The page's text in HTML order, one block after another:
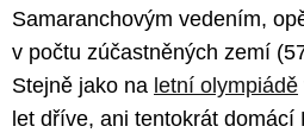
Samaranchovým vedením,
v počtu zúčastněných zemí
Stejně jako na letní olympiádě
let dříve, ani tentokrát